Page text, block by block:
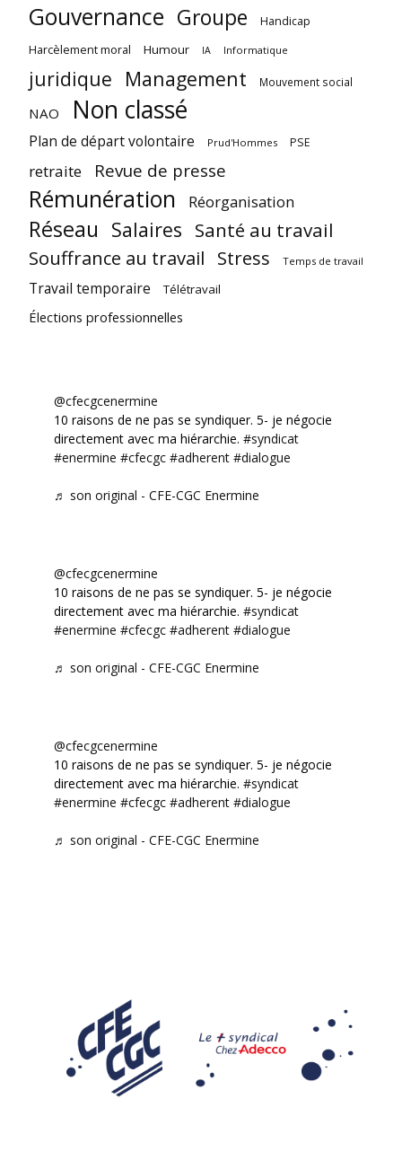
Gouvernance Groupe Handicap
Harcèlement moral Humour IA Informatique
juridique Management Mouvement social
NAO Non classé
Plan de départ volontaire Prud'Hommes PSE
retraite Revue de presse
Rémunération Réorganisation
Réseau Salaires Santé au travail
Souffrance au travail Stress Temps de travail
Travail temporaire Télétravail
Élections professionnelles
@cfecgcenermine
10 raisons de ne pas se syndiquer. 5- je négocie
directement avec ma hiérarchie. #syndicat
#enermine #cfecgc #adherent #dialogue
♬ son original - CFE-CGC Enermine
@cfecgcenermine
10 raisons de ne pas se syndiquer. 5- je négocie
directement avec ma hiérarchie. #syndicat
#enermine #cfecgc #adherent #dialogue
♬ son original - CFE-CGC Enermine
@cfecgcenermine
10 raisons de ne pas se syndiquer. 5- je négocie
directement avec ma hiérarchie. #syndicat
#enermine #cfecgc #adherent #dialogue
♬ son original - CFE-CGC Enermine